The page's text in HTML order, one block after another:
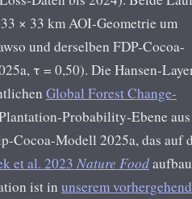
× 33 km AOI-Geometrie um
und derselben FDP-Cocoa-
τ = 0,50). Die Hansen-
Global Forest Change-
Probability-Ebene
Cocoa-Modell 2025a, das auf
et al. 2023 Nature Food
ist in unserem